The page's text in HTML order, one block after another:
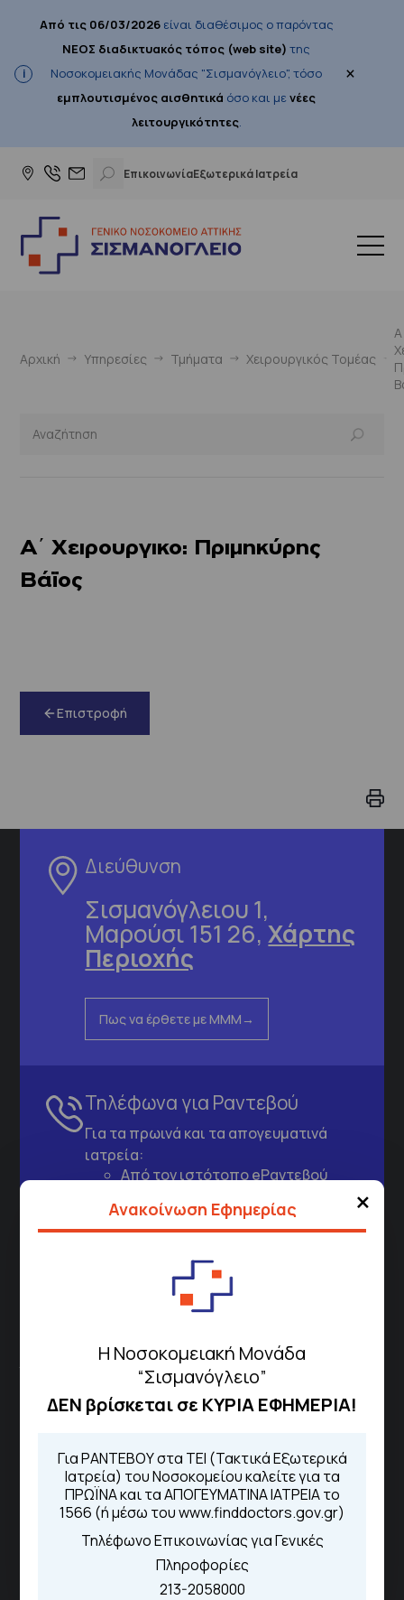
Από τις 06/03/2026είναι διαθέσιμος ο παρόντας
ΝΕΟΣ διαδικτυακός τόπος (web site) της
Νοσοκομειακής Μονάδας "Σισμανόγλειο", τόσο
εμπλουτισμένος αισθητικά όσο και μενέες
λειτουργικότητες.
×
ΕπικοινωνίαΕξωτερικά Ιατρεία
×
Ανακοίνωση Εφημερίας
Η Νοσοκομειακή Μονάδα
“Σισμανόγλειο”
ΔΕΝ βρίσκεται σε ΚΥΡΙΑ ΕΦΗΜΕΡΙΑ!
Για ΡΑΝΤΕΒΟΥ στα ΤΕΙ (Τακτικά Εξωτερικά
Ιατρεία) του Νοσοκομείου καλείτε για τα
ΠΡΩΪΝΑ και τα ΑΠΟΓΕΥΜΑΤΙΝΑ ΙΑΤΡΕΙΑ το
1566 (ή μέσω του www.finddoctors.gov.gr)
Τηλέφωνο Επικοινωνίας για Γενικές
Πληροφορίες
213-2058000
Αρχική Υπηρεσίες Τμήματα Χειρουργικός Τομέας
Α΄ Χειρουργικο: Πριμηκύρης
Βάϊος
Επιστροφή
Διεύθυνση
Σισμανόγλειου 1,
Μαρούσι 151 26,Χάρτης
Περιοχής
Πως να έρθετε με ΜΜΜ
Τηλέφωνα για Ραντεβού
Για τα πρωινά και τα απογευματινά
ιατρεία:
Από τον ιστότοποeΡαντεβού
Καλώντας στην φωνητική πύλη του
1566
Μέσω της εφαρμογής "MyHealth
Το Σισμανόγλειο συνεργάζεται με άλλα νοσηλευτικά
ιδρύματα και μονάδες υγείας στα πλαίσια εφαρμογής
ειδικών προγραμμάτων βελτίωσης της ποιότητας
Διασυνδεόμενα Νοσοκομεία
Γενικό Νοσοκομείο
Μελισσίων “Άμαλία Φλέμιγκ”
Γενικό Νοσοκομείο Παίδων